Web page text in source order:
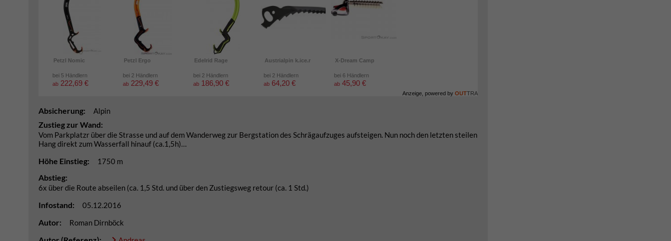
Petzl Nomic
bei 5 Händlern
ab 222,69 €
Petzl Ergo
bei 2 Händlern
ab 229,49 €
Edelrid Rage
bei 2 Händlern
ab 186,90 €
Austrialpin k.ice.r
bei 2 Händlern
ab 64,20 €
X-Dream Camp
bei 6 Händlern
ab 45,90 €
Anzeige, powered by OUTTRA
Absicherung: Alpin
Zustieg zur Wand:
Vom Parkplatzr über die Strasse und auf dem Wanderweg zur Bergstation des Schrägaufzuges aufsteigen. Nun noch den letzten steilen
Hang direkt zum Wasserfall hinauf (ca.1,5h)…
Höhe Einstieg: 1750 m
Abstieg:
6x über die Route abseilen (ca. 1,5 Std. und über den Zustiegsweg retour (ca. 1 Std.)
Infostand: 05.12.2016
Autor: Roman Dirnböck